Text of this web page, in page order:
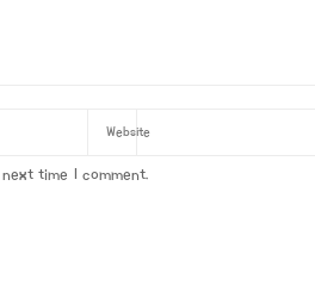
time I comment.